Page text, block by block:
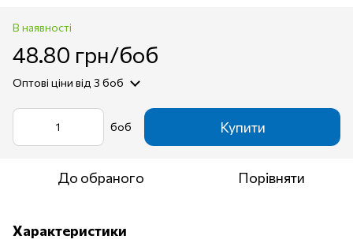
В наявності
48.80 грн/боб
Оптові ціни від 3 боб
боб Купити
До обраного Порівняти
Характеристики